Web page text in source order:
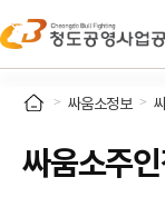
싸움소정보
싸움소주